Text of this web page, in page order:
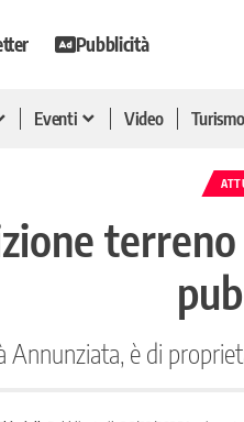
Pubblicità
Eventi Video Turismo
Annunziata, è di